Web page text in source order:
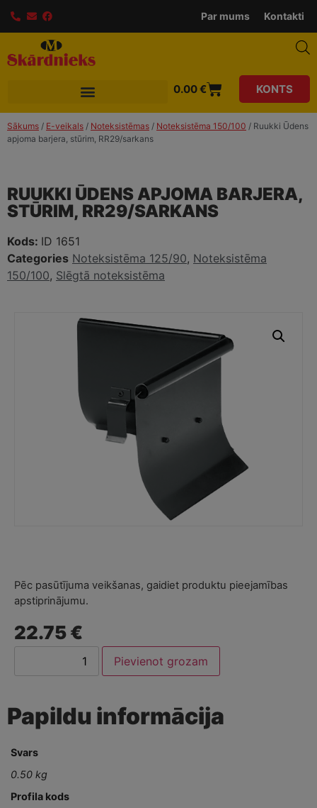
Par mums Kontakti
0.00€ KONTS
Sākums / E-veikals / Noteksistēmas / Noteksistēma 150/100 / Ruukki Ūdens
apjoma barjera, stūrim, RR29/sarkans
RUUKKI ŪDENS APJOMA BARJERA,
STŪRIM, RR29/SARKANS
Kods: ID 1651
Categories Noteksistēma 125/90, Noteksistēma
150/100, Slēgtā noteksistēma
Pēc pasūtījuma veikšanas, gaidiet produktu pieejamības
apstiprinājumu.
22.75 €
Pievienot grozam
Papildu informācija
Svars
0.50 kg
Profila kods